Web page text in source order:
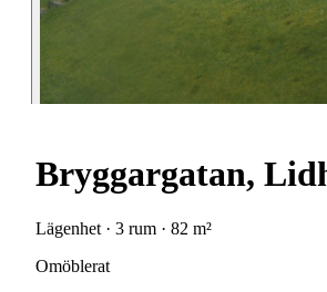
Bryggargatan,
Lägenhet · 3 rum · 82 m²
Omöblerat